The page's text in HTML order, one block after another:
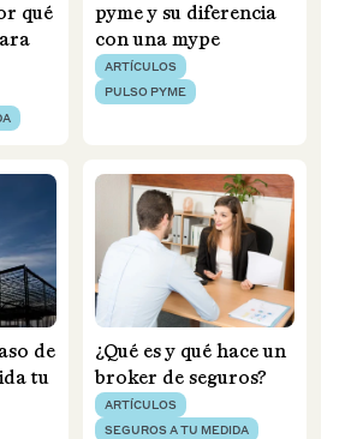
qué
pyme y su diferencia
con una mype
ARTÍCULOS
PULSO PYME
de
tu
¿Qué es y qué hace un
broker de seguros?
ARTÍCULOS
SEGUROS A TU MEDIDA